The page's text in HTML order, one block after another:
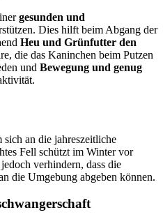
gesunden und
Dies hilft beim Abgang der
Heu und Grünfutter den
die das Kaninchen beim Putzen
und Bewegung und genug
an die jahreszeitliche
Fell schützt im Winter vor
verhindern, dass die
die Umgebung abgeben können.